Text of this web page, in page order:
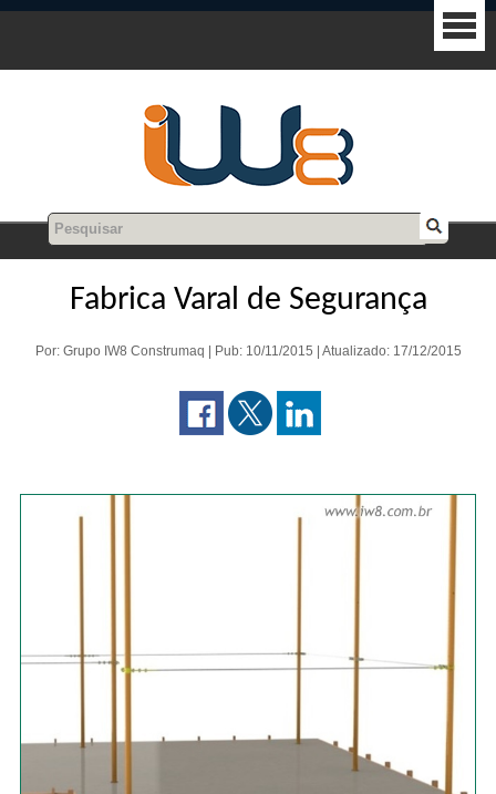
Fabrica Varal de Segurança
Por: Grupo IW8 Construmaq | Pub: 10/11/2015 | Atualizado: 17/12/2015